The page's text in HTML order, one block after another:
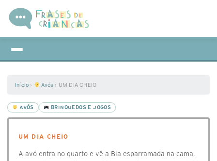
Início › Avós › UM DIA CHEIO
AVÓS BRINQUEDOS E JOGOS
UM DIA CHEIO
A avó entra no quarto e vê a Bia esparramada na cama,